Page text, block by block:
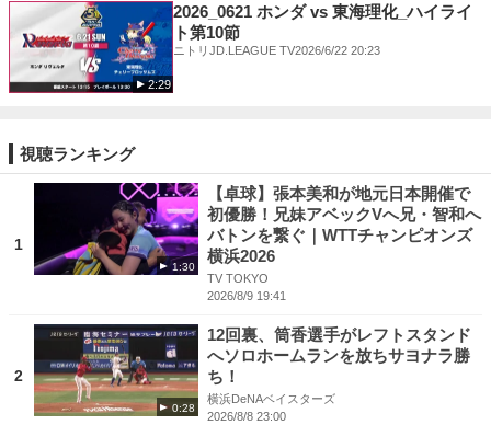
2:29
2026_0621 ホンダ vs 東海理化_ハイライ
ト第10節
ニトリJD.LEAGUE TV2026/6/22 20:23
視聴ランキング
1
1:30
【卓球】張本美和が地元日本開催で
初優勝！兄妹アベックVへ兄・智和へ
バトンを繋ぐ｜WTTチャンピオンズ
横浜2026
TV TOKYO
2026/8/9 19:41
2
0:28
12回裏、筒香選手がレフトスタンド
へソロホームランを放ちサヨナラ勝
ち！
横浜DeNAベイスターズ
2026/8/8 23:00